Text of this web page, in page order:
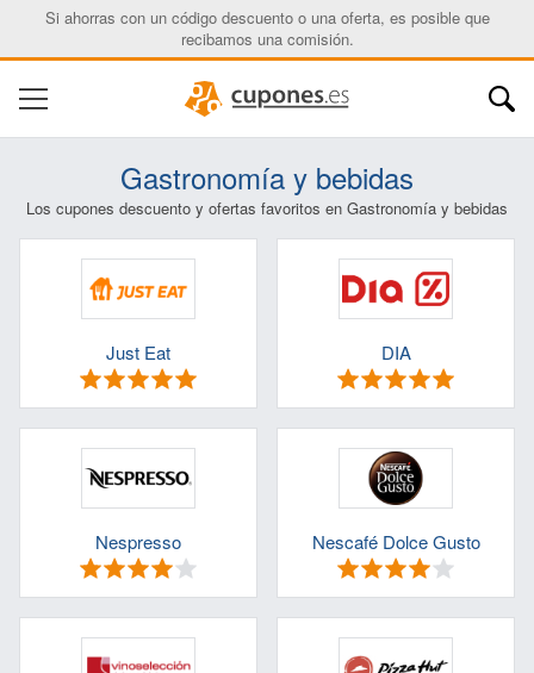
Si ahorras con un código descuento o una oferta, es posible que
recibamos una comisión.
Gastronomía y bebidas
Los cupones descuento y ofertas favoritos en Gastronomía y bebidas
Just Eat DIA
Nespresso Nescafé Dolce Gusto